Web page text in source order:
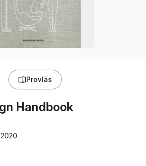
Provläs
Handbook